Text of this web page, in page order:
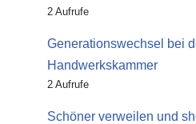
2 Aufrufe
Generationswechsel bei
Handwerkskammer
2 Aufrufe
Schöner verweilen und